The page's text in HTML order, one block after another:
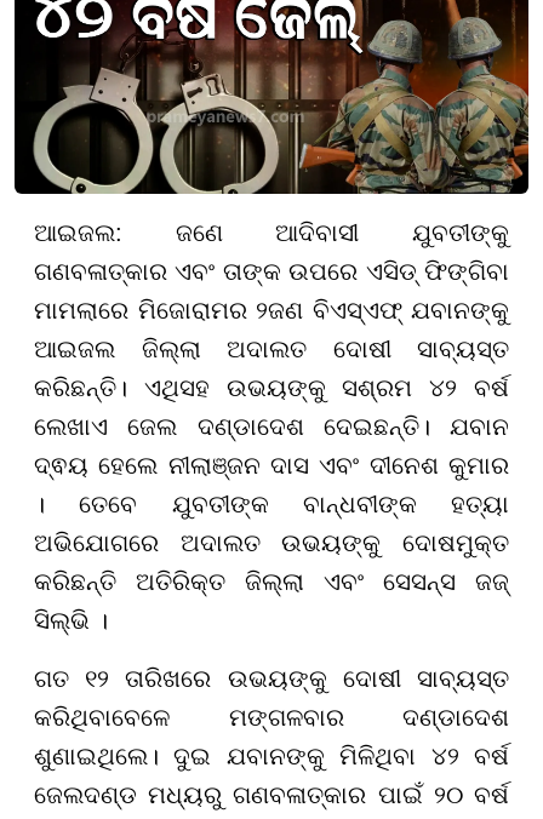
ଆଇଜଲ: ଜଣେ ଆଦିବାସୀ ଯୁବତୀଙ୍କୁ
ଗଣବଳାତ୍କାର ଏବଂ ତାଙ୍କ ଉପରେ ଏସିଡ୍ ଫିଙ୍ଗିବା
ମାମଲାରେ ମିଜୋରାମର ୨ଜଣ ବିଏସ୍ଏଫ୍ ଯବାନଙ୍କୁ
ଆଇଜଲ ଜିଲ୍ଲା ଅଦାଲତ ଦୋଷୀ ସାବ୍ୟସ୍ତ
କରିଛନ୍ତି। ଏଥିସହ ଉଭୟଙ୍କୁ ସଶ୍ରମ ୪୨ ବର୍ଷ
ଲେଖାଏ ଜେଲ ଦଣ୍ଡାଦେଶ ଦେଇଛନ୍ତି। ଯବାନ
ଦ୍ଵୟ ହେଲେ ନୀଲାଞ୍ଜନ ଦାସ ଏବଂ ଦୀନେଶ କୁମାର
। ତେବେ ଯୁବତୀଙ୍କ ବାନ୍ଧବୀଙ୍କ ହତ୍ୟା
ଅଭିଯୋଗରେ ଅଦାଲତ ଉଭୟଙ୍କୁ ଦୋଷମୁକ୍ତ
କରିଛନ୍ତି ଅତିରିକ୍ତ ଜିଲ୍ଲା ଏବଂ ସେସନ୍ସ ଜଜ୍
ସିଲ୍ଭି ।
ଗତ ୧୨ ତାରିଖରେ ଉଭୟଙ୍କୁ ଦୋଷୀ ସାବ୍ୟସ୍ତ
କରିଥିବାବେଳେ ମଙ୍ଗଳବାର ଦଣ୍ଡାଦେଶ
ଶୁଣାଇଥିଲେ। ଦୁଇ ଯବାନଙ୍କୁ ମିଳିଥିବା ୪୨ ବର୍ଷ
ଜେଲଦଣ୍ଡ ମଧ୍ୟରୁ ଗଣବଳାତ୍କାର ପାଇଁ ୨୦ ବର୍ଷ